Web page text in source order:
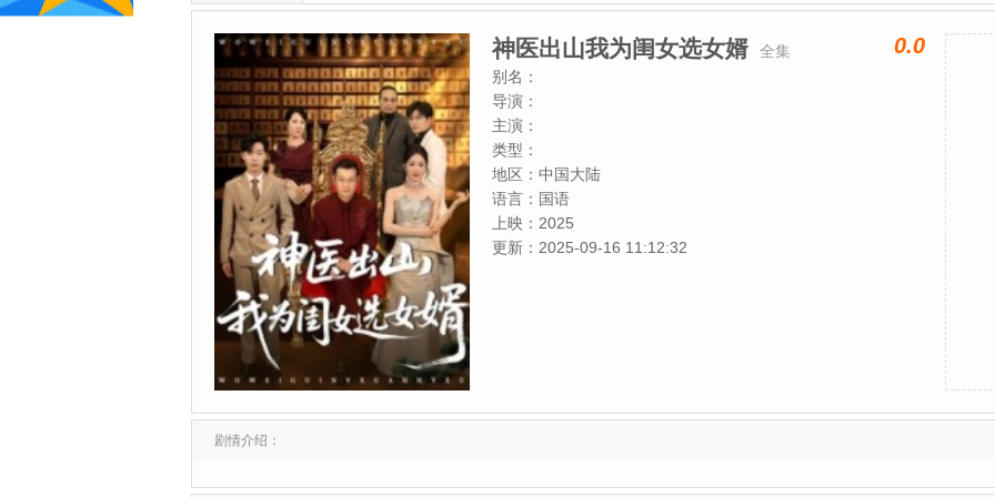
神医出山我为闺女选女婿 全集 0.0
别名：
导演：
主演：
类型：
地区： 中国大陆
语言： 国语
上映： 2025
更新： 2025-09-16 11:12:32
剧情介绍：